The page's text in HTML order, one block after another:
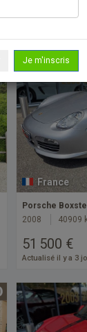
France
Porsche
2008
40909
51 500 €
Actualisé il y a 3
Je m'inscris